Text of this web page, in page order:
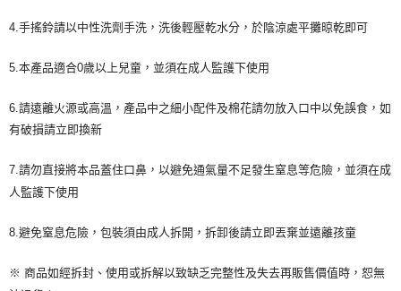
4.手搖鈴請以中性洗劑手洗，洗後輕壓乾水分，於陰涼處平攤晾乾即可
5.本產品適合0歲以上兒童，並須在成人監護下使用
6.請遠離火源或高溫，產品中之細小配件及棉花請勿放入口中以免誤食，如
有破損請立即換新
7.請勿直接將本品蓋住口鼻，以避免通氣量不足發生窒息等危險，並須在成
人監護下使用
8.避免窒息危險，包裝須由成人拆開，拆卸後請立即丟棄並遠離孩童
※ 商品如經拆封、使用或拆解以致缺乏完整性及失去再販售價值時，恕無